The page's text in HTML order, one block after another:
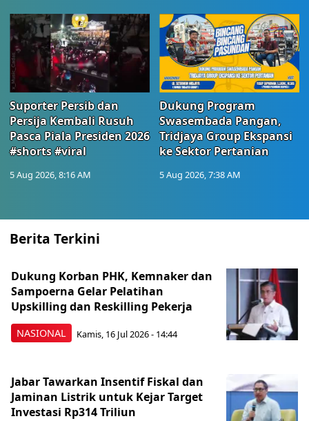
Suporter Persib dan
Persija Kembali Rusuh
Pasca Piala Presiden 2026
#shorts #viral
5 Aug 2026, 8:16 AM
Dukung Program
Swasembada Pangan,
Tridjaya Group Ekspansi
ke Sektor Pertanian
5 Aug 2026, 7:38 AM
Berita Terkini
NASIONAL
Dukung Korban PHK, Kemnaker dan
Sampoerna Gelar Pelatihan
Upskilling dan Reskilling Pekerja
Kamis, 16 Jul 2026 - 14:44
Jabar Tawarkan Insentif Fiskal dan
Jaminan Listrik untuk Kejar Target
Investasi Rp314 Triliun